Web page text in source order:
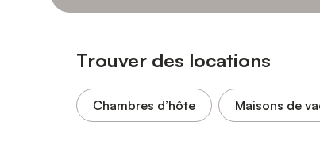
Trouver des locations
Chambres d’hôte Maisons de